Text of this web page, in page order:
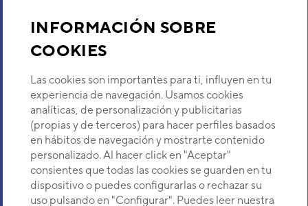
INFORMACIÓN SOBRE
COOKIES
Las cookies son importantes para ti, influyen en tu
experiencia de navegación. Usamos cookies
analíticas, de personalización y publicitarias
(propias y de terceros) para hacer perfiles basados
en hábitos de navegación y mostrarte contenido
personalizado. Al hacer click en "Aceptar"
consientes que todas las cookies se guarden en tu
dispositivo o puedes configurarlas o rechazar su
uso pulsando en "Configurar". Puedes leer nuestra
UNIDAD EXTERIOR
DAITSU ACD UIAT 110 C3
Código: 3NDA5847 - Ref. fabricante:
110GMV-COMPACT-3
VER DETALLE
UNIDAD EXTERIOR
CONDUCTO DE GRAN
CAPACIDAD AUTÓNOMO
DAITSU CON VENTILADOR
Sobre Nosotros
Descubre Eurofred
Dónde Estamos
¿Buscas un servicio técnico?